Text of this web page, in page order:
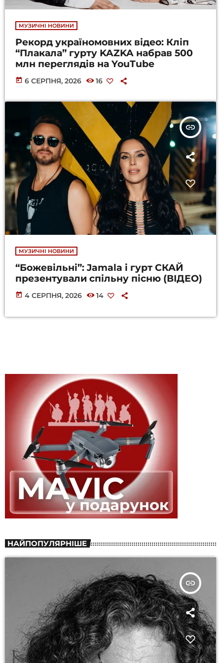
МУЗИЧНІ НОВИНИ
Рекорд україномовних відео: Кліп
“Плакала” гурту KAZKA набрав 500
млн переглядів на YouTube
today 6 СЕРПНЯ, 2026 16
insert_link
МУЗИЧНІ НОВИНИ
“Божевільні”: Jamala і гурт СКАЙ
презентували спільну пісню (ВІДЕО)
today 4 СЕРПНЯ, 2026 14
НАЙПОПУЛЯРНІШЕ
insert_link